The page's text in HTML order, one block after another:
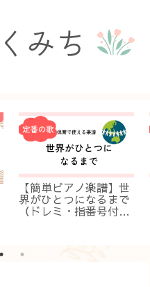
【簡単ピアノ楽譜】世
界がひとつになるまで
（ドレミ・指番号付